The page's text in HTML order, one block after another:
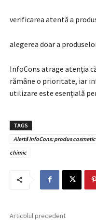
verificarea atentă a
alegerea doar a
InfoCons atrage atenția
rămâne o prioritate, iar
utilizare este esențială
TAGS
Alertă InfoCons: produs
chimic
Articolul precedent